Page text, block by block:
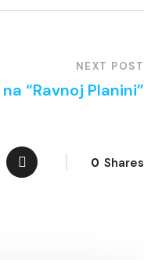
NEXT POST
“Ravnoj Planini”
0 Shares